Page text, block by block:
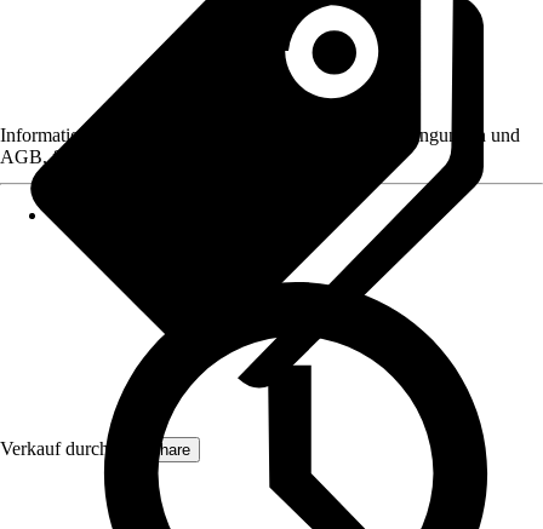
Verkauf durch: Sunshare
Informationen des Verkäufers, wie z. B. Rückgabebedingungen und
AGB, finden Sie bei Klick auf den Verkäufernamen.